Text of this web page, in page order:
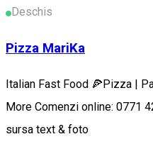
Deschis
Pizza MariKa
Italian Fast Food 🍕Pizza |
More Comenzi online: 0771
sursa text & foto